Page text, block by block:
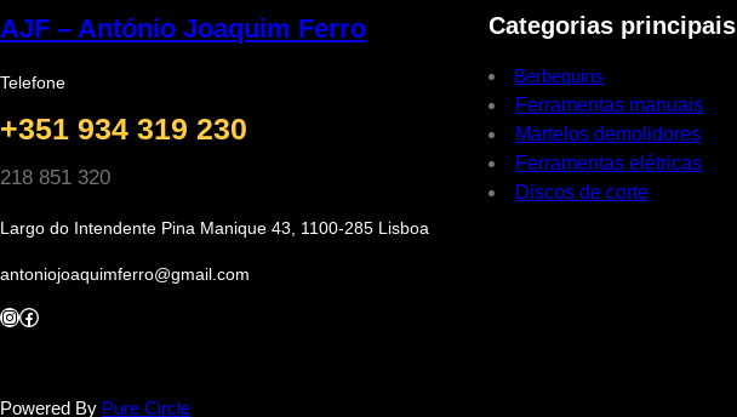
AJF – António Joaquim Ferro
Telefone
+351 934 319 230
218 851 320
Largo do Intendente Pina Manique 43, 1100-285 Lisboa
antoniojoaquimferro@gmail.com
InstagramFacebook
Categorias principais
Berbequins
Ferramentas manuais
Martelos demolidores
Ferramentas elétricas
Discos de corte
Powered By Pure Circle